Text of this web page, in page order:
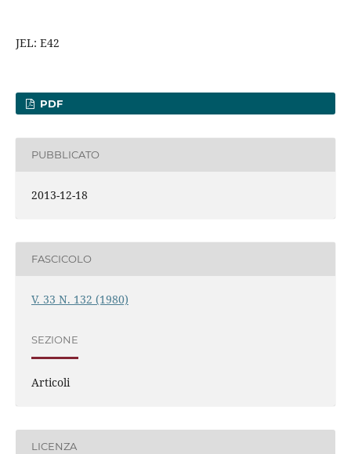
JEL: E42
PDF
PUBBLICATO
2013-12-18
FASCICOLO
V. 33 N. 132 (1980)
SEZIONE
Articoli
LICENZA